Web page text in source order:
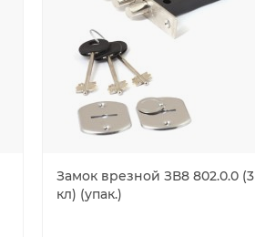
Замок врезной ЗВ8 802.0.0 (3
кл) (упак.)